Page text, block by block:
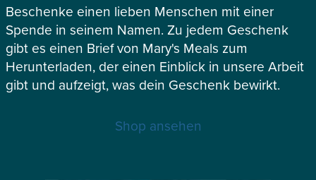
Beschenke einen lieben Menschen mit einer
Spende in seinem Namen. Zu jedem Geschenk
gibt es einen Brief von Mary's Meals zum
Herunterladen, der einen Einblick in unsere Arbeit
gibt und aufzeigt, was dein Geschenk bewirkt.
Shop ansehen